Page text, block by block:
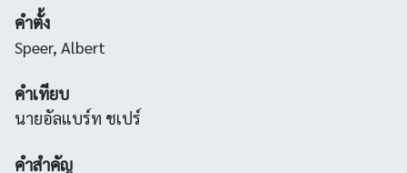
คำตั้ง
Speer, Albert
คำเทียบ
นายอัลแบร์ท ชเปร์
คำสำคัญ